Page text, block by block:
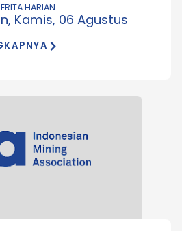
HARIAN
Kamis, 06 Agustus